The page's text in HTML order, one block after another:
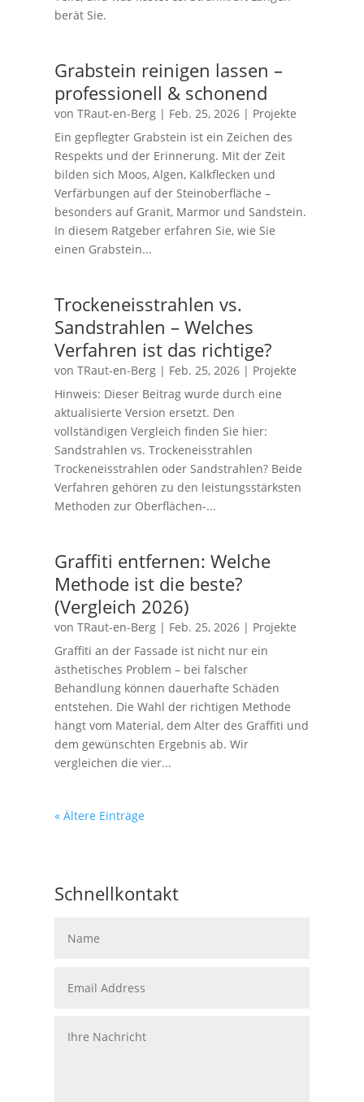
berät Sie.
Grabstein reinigen lassen –
professionell & schonend
vonTRaut-en-Berg | Feb. 25, 2026 | Projekte
Ein gepflegter Grabstein ist ein Zeichen des
Respekts und der Erinnerung. Mit der Zeit
bilden sich Moos, Algen, Kalkflecken und
Verfärbungen auf der Steinoberfläche –
besonders auf Granit, Marmor und Sandstein.
In diesem Ratgeber erfahren Sie, wie Sie
einen Grabstein...
Trockeneisstrahlen vs.
Sandstrahlen – Welches
Verfahren ist das richtige?
vonTRaut-en-Berg | Feb. 25, 2026 | Projekte
Hinweis: Dieser Beitrag wurde durch eine
aktualisierte Version ersetzt. Den
vollständigen Vergleich finden Sie hier:
Sandstrahlen vs. Trockeneisstrahlen
Trockeneisstrahlen oder Sandstrahlen? Beide
Verfahren gehören zu den leistungsstärksten
Methoden zur Oberflächen-...
Graffiti entfernen: Welche
Methode ist die beste?
(Vergleich 2026)
vonTRaut-en-Berg | Feb. 25, 2026 | Projekte
Graffiti an der Fassade ist nicht nur ein
ästhetisches Problem – bei falscher
Behandlung können dauerhafte Schäden
entstehen. Die Wahl der richtigen Methode
hängt vom Material, dem Alter des Graffiti und
dem gewünschten Ergebnis ab. Wir
vergleichen die vier...
« Ältere Einträge
Schnellkontakt